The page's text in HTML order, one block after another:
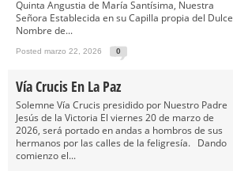
Quinta Angustia de María Santísima, Nuestra
Señora Establecida en su Capilla propia del Dulce
Nombre de...
Posted marzo 22, 2026 0
Vía Crucis En La Paz
Solemne Vía Crucis presidido por Nuestro Padre
Jesús de la Victoria El viernes 20 de marzo de
2026, será portado en andas a hombros de sus
hermanos por las calles de la feligresía. Dando
comienzo el...